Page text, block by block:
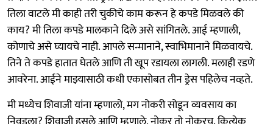
तिला वाटले मी काही तरी चुकीचे काम करून हे कपडे मिळवले की
काय? मी तिला कपडे मालकाने दिले असे सांगितले. आई म्हणाली,
कोणाचे असे घ्यायचे नाही. आपले सन्मानाने, स्वाभिमानाने मिळवायचे.
तिने ते कपडे हातात घेतले आणि ती खूप रडायला लागली. मलाही रडणे
आवरेना. आईने माझ्यासाठी कधी एकासोबत तीन ड्रेस पहिलेच नव्हते.
मी मध्येच शिवाजी यांना म्हणालो, मग नोकरी सोडून व्यवसाय का